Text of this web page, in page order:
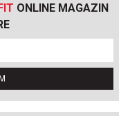
ONLINE MAGAZIN